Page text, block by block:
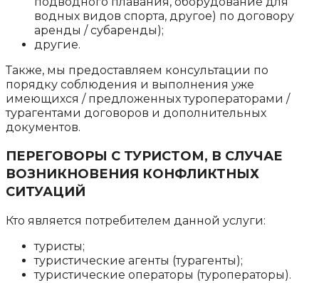
водных видов спорта, другое) по договору
аренды / субаренды);
другие.
Также, мы предоставляем консультации по
порядку соблюдения и выполнения уже
имеющихся / предложенных туроператорами /
турагентами договоров и дополнительных
документов.
ПЕРЕГОВОРЫ С ТУРИСТОМ, В СЛУЧАЕ
ВОЗНИКНОВЕНИЯ КОНФЛИКТНЫХ
СИТУАЦИЙ
Кто является потребителем данной услуги:
туристы;
туристические агенты (турагенты);
туристические операторы (туроператоры).